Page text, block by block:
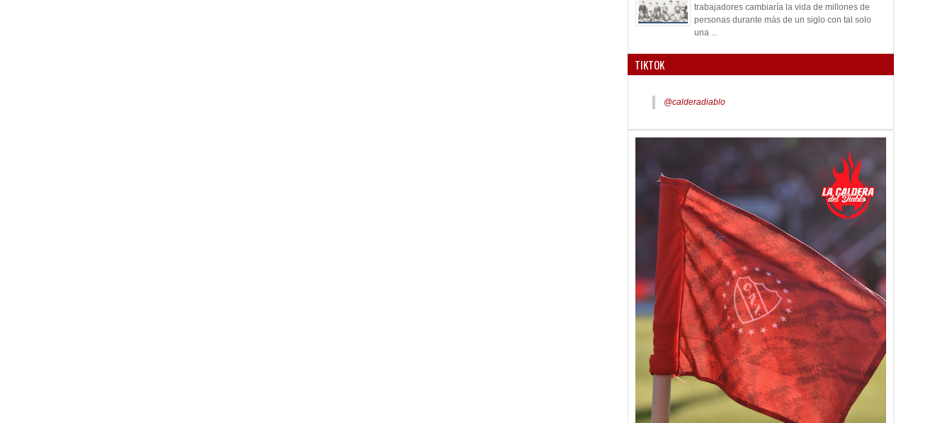
trabajadores cambiaría la vida de millones de
personas durante más de un siglo con tal solo
una ...
TIKTOK
@calderadiablo